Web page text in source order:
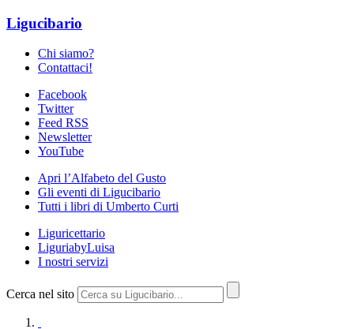
Ligucibario
Chi siamo?
Contattaci!
Facebook
Twitter
Feed RSS
Newsletter
YouTube
Apri l’Alfabeto del Gusto
Gli eventi di Ligucibario
Tutti i libri di Umberto Curti
Liguricettario
LiguriabyLuisa
I nostri servizi
Cerca nel sito